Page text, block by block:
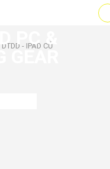
DTDD - IPAD CỦ